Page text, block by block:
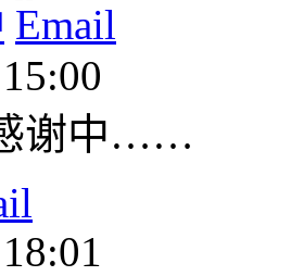
谢中……